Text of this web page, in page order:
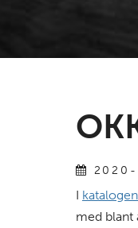
I
med blant